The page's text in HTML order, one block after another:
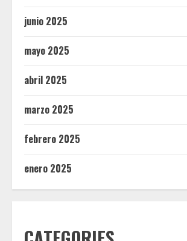
junio 2025
mayo 2025
abril 2025
marzo 2025
febrero 2025
enero 2025